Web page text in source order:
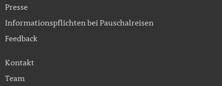
Presse
Informationspflichten bei Pauschalreisen
Feedback
Kontakt
Team